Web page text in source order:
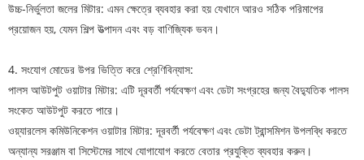
উচ্চ-নির্ভুলতা জলের মিটার: এমন ক্ষেত্রে ব্যবহার করা হয় যেখানে আরও সঠিক পরিমাপের
প্রয়োজন হয়, যেমন শিল্প উত্পাদন এবং বড় বাণিজ্যিক ভবন।
4. সংযোগ মোডের উপর ভিত্তি করে শ্রেণিবিন্যাস:
পালস আউটপুট ওয়াটার মিটার: এটি দূরবর্তী পর্যবেক্ষণ এবং ডেটা সংগ্রহের জন্য বৈদ্যুতিক পালস
সংকেত আউটপুট করতে পারে।
ওয়্যারলেস কমিউনিকেশন ওয়াটার মিটার: দূরবর্তী পর্যবেক্ষণ এবং ডেটা ট্রান্সমিশন উপলব্ধি করতে
অন্যান্য সরঞ্জাম বা সিস্টেমের সাথে যোগাযোগ করতে বেতার প্রযুক্তি ব্যবহার করুন।